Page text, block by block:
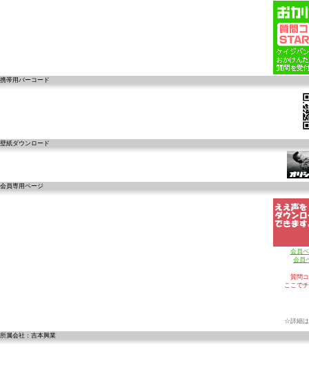
携帯用バーコード
壁紙ダウンロード
会員専用ページ
会員
会員
質問
ここで
☆詳細は
所属会社：吉本興業